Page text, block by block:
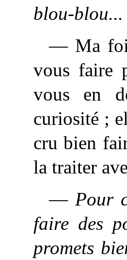
blou-blou...
— Ma
vous faire
vous en
curiosité ;
cru bien
la traiter
— Pour
faire des
promets